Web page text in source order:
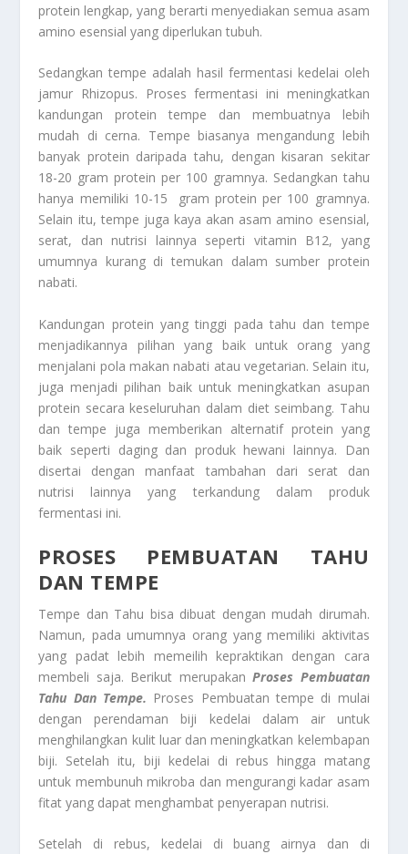
protein lengkap, yang berarti menyediakan semua asam
amino esensial yang diperlukan tubuh.
Sedangkan tempe adalah hasil fermentasi kedelai oleh
jamur Rhizopus. Proses fermentasi ini meningkatkan
kandungan protein tempe dan membuatnya lebih
mudah di cerna. Tempe biasanya mengandung lebih
banyak protein daripada tahu, dengan kisaran sekitar
18-20 gram protein per 100 gramnya. Sedangkan tahu
hanya memiliki 10-15 gram protein per 100 gramnya.
Selain itu, tempe juga kaya akan asam amino esensial,
serat, dan nutrisi lainnya seperti vitamin B12, yang
umumnya kurang di temukan dalam sumber protein
nabati.
Kandungan protein yang tinggi pada tahu dan tempe
menjadikannya pilihan yang baik untuk orang yang
menjalani pola makan nabati atau vegetarian. Selain itu,
juga menjadi pilihan baik untuk meningkatkan asupan
protein secara keseluruhan dalam diet seimbang. Tahu
dan tempe juga memberikan alternatif protein yang
baik seperti daging dan produk hewani lainnya. Dan
disertai dengan manfaat tambahan dari serat dan
nutrisi lainnya yang terkandung dalam produk
fermentasi ini.
PROSES PEMBUATAN TAHU
DAN TEMPE
Tempe dan Tahu bisa dibuat dengan mudah dirumah.
Namun, pada umumnya orang yang memiliki aktivitas
yang padat lebih memeilih kepraktikan dengan cara
membeli saja. Berikut merupakanProses Pembuatan
Tahu Dan Tempe. Proses Pembuatan tempe di mulai
dengan perendaman biji kedelai dalam air untuk
menghilangkan kulit luar dan meningkatkan kelembapan
biji. Setelah itu, biji kedelai di rebus hingga matang
untuk membunuh mikroba dan mengurangi kadar asam
fitat yang dapat menghambat penyerapan nutrisi.
Setelah di rebus, kedelai di buang airnya dan di